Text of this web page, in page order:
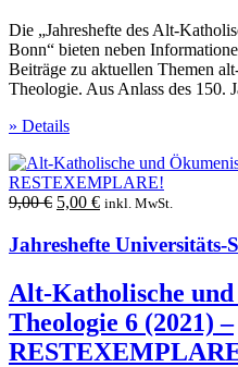
Die „Jahreshefte des Alt-
Bonn“ bieten neben
Beiträge zu aktuellen Themen
Theologie. Aus Anlass des 150.
» Details
9,00€ Ursprünglicher
war:
9,00 €
5,00 €Aktueller
ist:
5,00 €.
inkl. MwSt.
Jahreshefte Universitäts-
Alt-Katholische und
Theologie 6 (2021) –